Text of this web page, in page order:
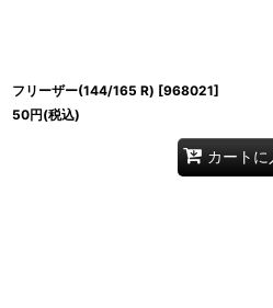
フリーザー(144/165 R) [968021]
50円(税込)
カートに